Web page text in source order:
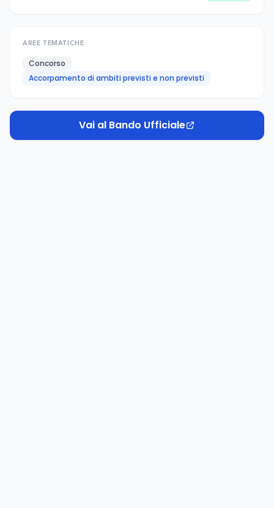
AREE TEMATICHE
Concorso
Accorpamento di ambiti previsti e non previsti
Vai al Bando Ufficiale